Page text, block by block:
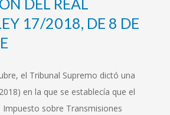
DEL REAL
17/2018, DE 8 DE
el Tribunal Supremo dictó una
en la que se establecía que el
sobre Transmisiones